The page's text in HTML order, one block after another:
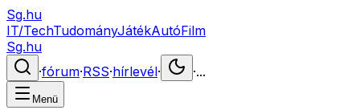
Sg.hu
IT/TechTudományJátékAutóFilm
Sg.hu
·fórum·RSS·hírlevél· ·...
Menü